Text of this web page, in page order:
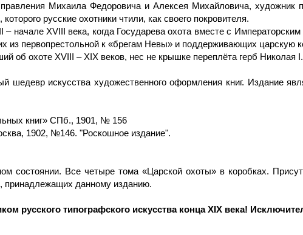
Михаила Федоровича и Алексея Михайловича, художник
русские охотники чтили, как своего покровителя.
начале XVIII века, когда Государева охота вместе с
из первопрестольной к «брегам Невы» и поддерживающих царскую
об охоте XVIII – XIX веков, нес не крышке переплёта герб Николая I.
шедевр искусства художественного оформления книг. Издание
книг» СПб., 1901, № 156
1902, №146. "Роскошное издание".
состоянии. Все четыре тома «Царской охоты» в коробках.
принадлежащих данному изданию.
русского типографского искусства конца XIX века!